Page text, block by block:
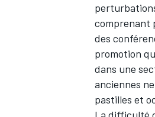
comprenant
des
promotion
dans une
anciennes
pastilles et